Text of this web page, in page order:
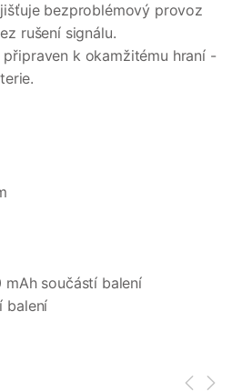
bezproblémový provoz
rušení signálu.
připraven k okamžitému hraní -
součástí balení
balení